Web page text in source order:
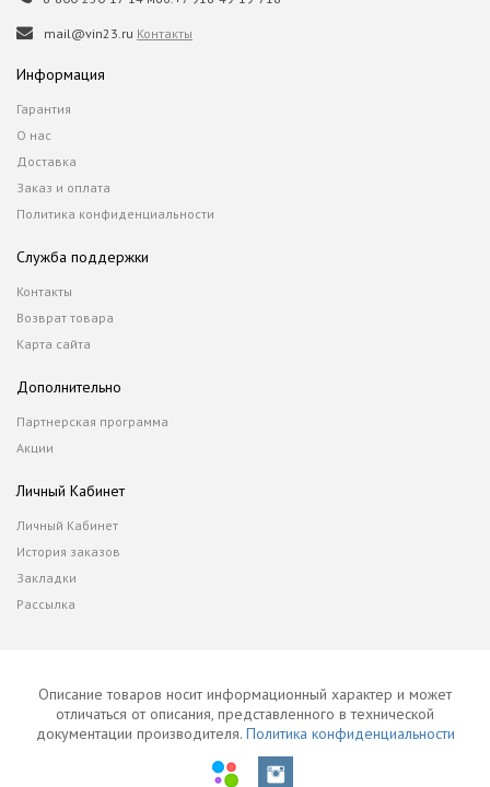
mail@vin23.ru Контакты
Информация
Гарантия
О нас
Доставка
Заказ и оплата
Политика конфиденциальности
Служба поддержки
Контакты
Возврат товара
Карта сайта
Дополнительно
Партнерская программа
Акции
Личный Кабинет
Личный Кабинет
История заказов
Закладки
Рассылка
Описание товаров носит информационный характер и может
отличаться от описания, представленного в технической
документации производителя. Политика конфиденциальности